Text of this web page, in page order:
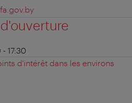
17:30
d'intérêt dans les environs